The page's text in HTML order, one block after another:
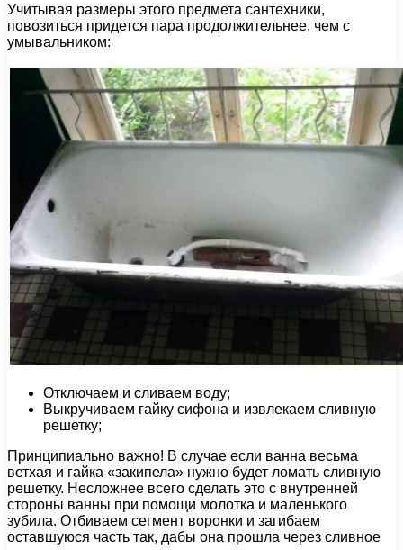
Учитывая размеры этого предмета сантехники,
повозиться придется пара продолжительнее, чем с
умывальником:
Отключаем и сливаем воду;
Выкручиваем гайку сифона и извлекаем сливную
решетку;
Принципиально важно! В случае если ванна весьма
ветхая и гайка «закипела» нужно будет ломать сливную
решетку. Несложнее всего сделать это с внутренней
стороны ванны при помощи молотка и маленького
зубила. Отбиваем сегмент воронки и загибаем
оставшуюся часть так, дабы она прошла через сливное